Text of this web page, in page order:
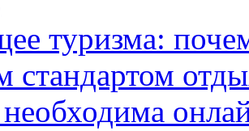
туризма:
стандартом